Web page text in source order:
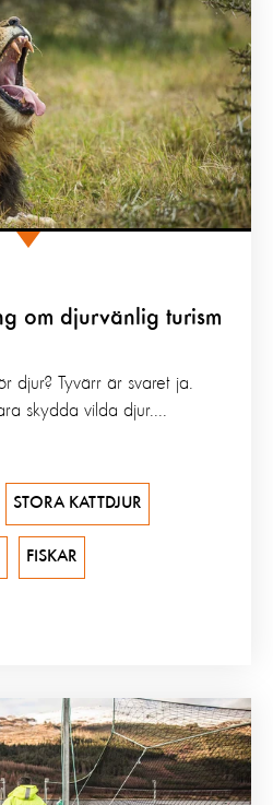
om djurvänlig turism
djur? Tyvärr är svaret ja.
skydda vilda djur....
STORA KATTDJUR
FISKAR